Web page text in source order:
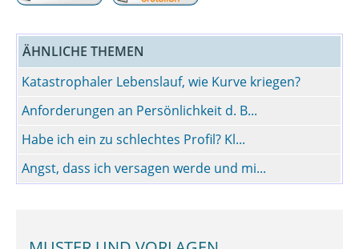
ÄHNLICHE THEMEN
Katastrophaler Lebenslauf, wie Kurve kriegen?
Anforderungen an Persönlichkeit d. B...
Habe ich ein zu schlechtes Profil? Kl...
Angst, dass ich versagen werde und mi...